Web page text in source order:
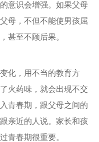
意识会增强。如果父母
母，不但不能使男孩屈
甚至不顾后果。
化，用不当的教育方
火药味，就会出现不交
青春期，跟父母之间的
亲近的人说。家长和孩
青春期很重要。